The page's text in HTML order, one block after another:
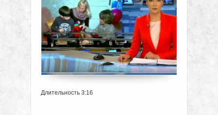
Длительность 3:16